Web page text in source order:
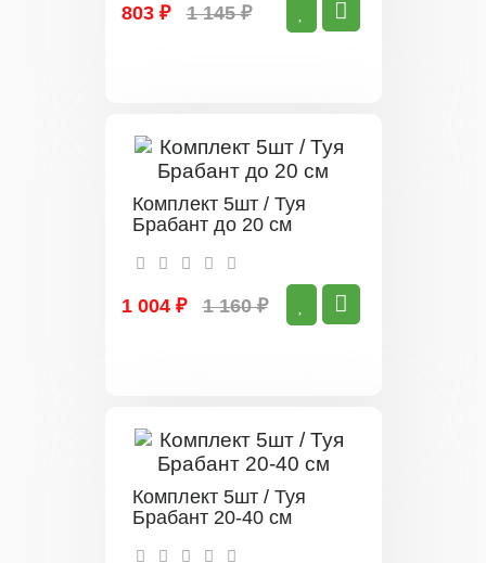
803 ₽ 1 145 ₽
Комплект 5шт / Туя
Брабант до 20 см
1 004 ₽ 1 160 ₽
Комплект 5шт / Туя
Брабант 20-40 см